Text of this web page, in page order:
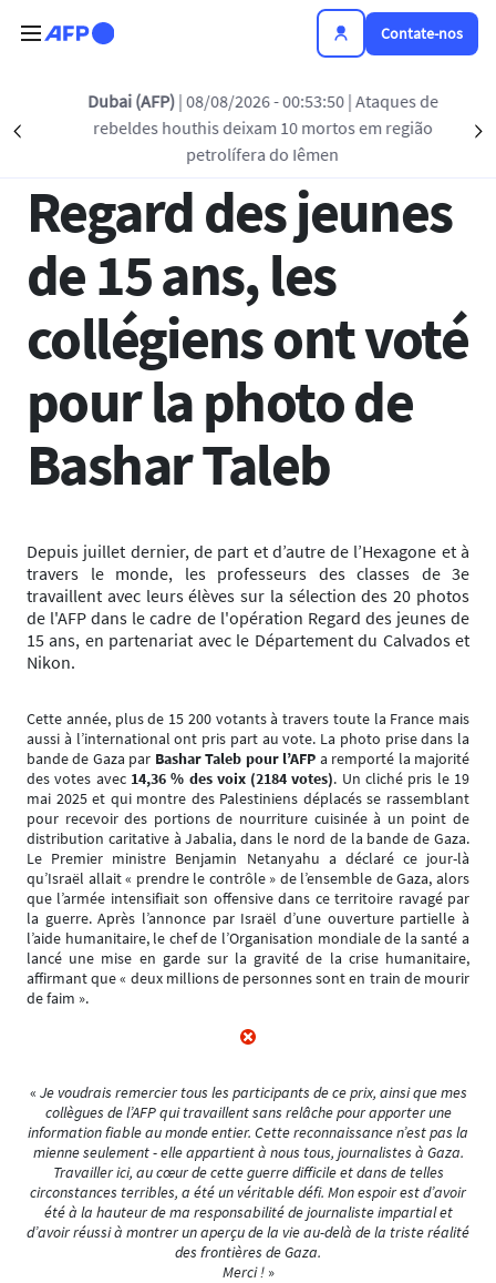
Contate-nos
Précédent
Dubai (AFP)| 08/08/2026 - 00:53:50| Ataques de
rebeldes houthis deixam 10 mortos em região
petrolífera do Iêmen
Voltar à lista
Regard des jeunes
de 15 ans, les
collégiens ont voté
pour la photo de
Bashar Taleb
Depuis juillet dernier, de part et d’autre de l’Hexagone et à
travers le monde, les professeurs des classes de 3e
travaillent avec leurs élèves sur la sélection des 20 photos
de l'AFP dans le cadre de l'opération Regard des jeunes de
15 ans, en partenariat avec le Département du Calvados et
Nikon.
Cette année, plus de 15 200 votants à travers toute la France mais
aussi à l’international ont pris part au vote. La photo prise dans la
bande de Gaza par Bashar Taleb pour l’AFP a remporté la majorité
des votes avec 14,36 % des voix (2184 votes). Un cliché pris le 19
mai 2025 et qui montre des Palestiniens déplacés se rassemblant
pour recevoir des portions de nourriture cuisinée à un point de
distribution caritative à Jabalia, dans le nord de la bande de Gaza.
Le Premier ministre Benjamin Netanyahu a déclaré ce jour-là
qu’Israël allait « prendre le contrôle » de l’ensemble de Gaza, alors
que l’armée intensifiait son offensive dans ce territoire ravagé par
la guerre. Après l’annonce par Israël d’une ouverture partielle à
l’aide humanitaire, le chef de l’Organisation mondiale de la santé a
lancé une mise en garde sur la gravité de la crise humanitaire,
affirmant que « deux millions de personnes sont en train de mourir
de faim ».
« Je voudrais remercier tous les participants de ce prix, ainsi que mes
collègues de l’AFP qui travaillent sans relâche pour apporter une
information fiable au monde entier. Cette reconnaissance n’est pas la
mienne seulement - elle appartient à nous tous, journalistes à Gaza.
Travailler ici, au cœur de cette guerre difficile et dans de telles
circonstances terribles, a été un véritable défi. Mon espoir est d’avoir
été à la hauteur de ma responsabilité de journaliste impartial et
d’avoir réussi à montrer un aperçu de la vie au-delà de la triste réalité
des frontières de Gaza.
Merci ! »